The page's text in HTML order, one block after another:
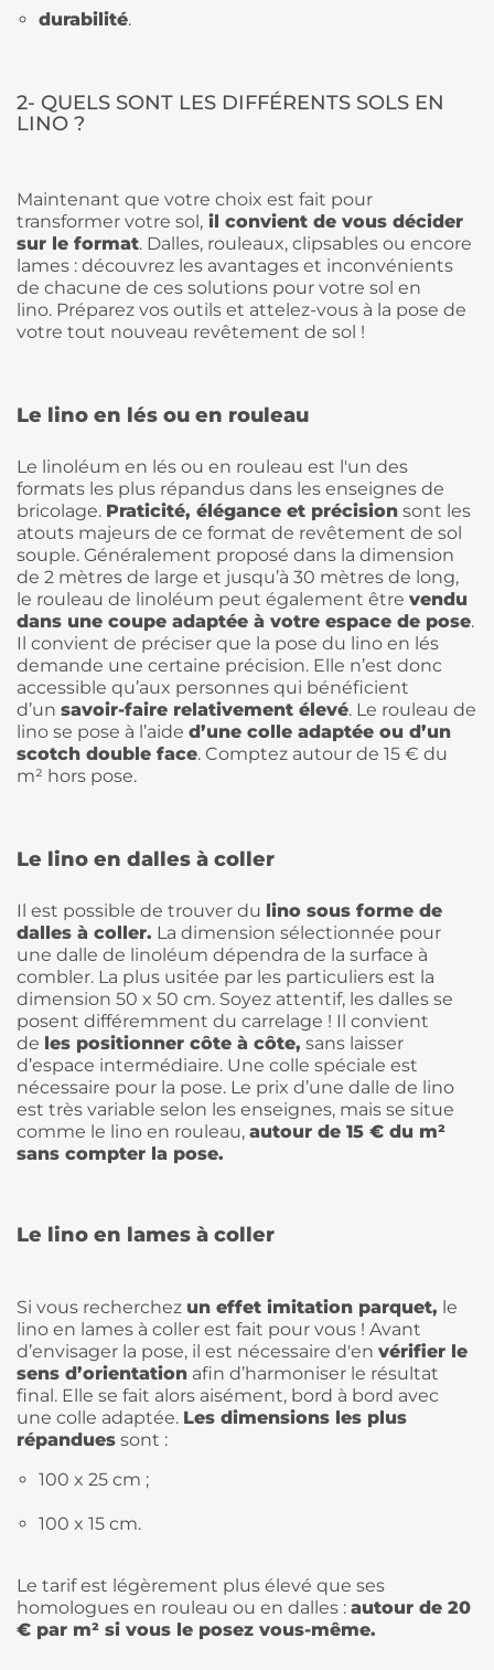
durabilité.
2- QUELS SONT LES DIFFÉRENTS SOLS EN
LINO ?
Maintenant que votre choix est fait pour
transformer votre sol, il convient de vous décider
sur le format. Dalles, rouleaux, clipsables ou encore
lames : découvrez les avantages et inconvénients
de chacune de ces solutions pour votre sol en
lino. Préparez vos outils et attelez-vous à la pose de
votre tout nouveau revêtement de sol !
Le lino en lés ou en rouleau
Le linoléum en lés ou en rouleau est l'un des
formats les plus répandus dans les enseignes de
bricolage. Praticité, élégance et précision sont les
atouts majeurs de ce format de revêtement de sol
souple. Généralement proposé dans la dimension
de 2 mètres de large et jusqu’à 30 mètres de long,
le rouleau de linoléum peut également être vendu
dans une coupe adaptée à votre espace de pose.
Il convient de préciser que la pose du lino en lés
demande une certaine précision. Elle n’est donc
accessible qu’aux personnes qui bénéficient
d’un savoir-faire relativement élevé. Le rouleau de
lino se pose à l’aide d’une colle adaptée ou d’un
scotch double face. Comptez autour de 15 € du
m² hors pose.
Le lino en dalles à coller
Il est possible de trouver du lino sous forme de
dalles à coller. La dimension sélectionnée pour
une dalle de linoléum dépendra de la surface à
combler. La plus usitée par les particuliers est la
dimension 50 x 50 cm. Soyez attentif, les dalles se
posent différemment du carrelage ! Il convient
de les positionner côte à côte, sans laisser
d’espace intermédiaire. Une colle spéciale est
nécessaire pour la pose. Le prix d’une dalle de lino
est très variable selon les enseignes, mais se situe
comme le lino en rouleau, autour de 15 € du m²
sans compter la pose.
Le lino en lames à coller
Si vous recherchez un effet imitation parquet, le
lino en lames à coller est fait pour vous ! Avant
d’envisager la pose, il est nécessaire d'en vérifier le
sens d’orientation afin d’harmoniser le résultat
final. Elle se fait alors aisément, bord à bord avec
une colle adaptée. Les dimensions les plus
répandues sont :
100 x 25 cm ;
100 x 15 cm.
Le tarif est légèrement plus élevé que ses
homologues en rouleau ou en dalles : autour de 20
€ par m² si vous le posez vous-même.